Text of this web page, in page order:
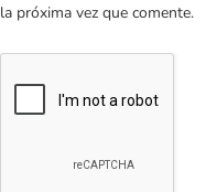
la próxima vez que comente.